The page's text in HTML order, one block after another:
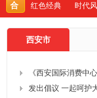
合
红色经典
时代
西安市
发出倡议 一起呵护